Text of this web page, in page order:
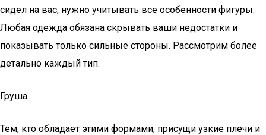
сидел на вас, нужно учитывать все особенности фигуры.
Любая одежда обязана скрывать ваши недостатки и
показывать только сильные стороны. Рассмотрим более
детально каждый тип.
Груша
Тем, кто обладает этими формами, присущи узкие плечи и